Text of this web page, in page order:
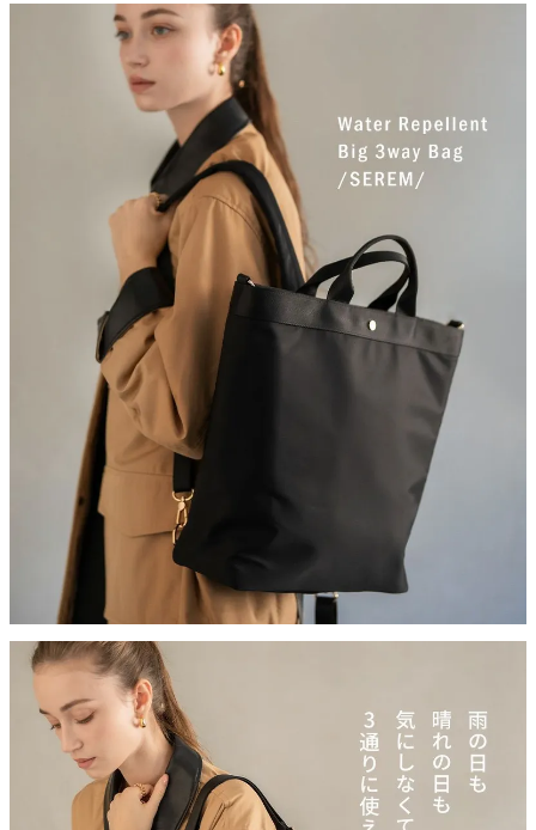
【雨の日も安心】
検査機関で撥水性能を実証済み。少々の雨ならしっかり弾くの
で、天気を気にせずお出かけできます。
【上品でシンプルなデザイン】
シンプルでベーシックなシルエットに、上品さが香るデザイン。
大きさはありますが野暮ったくありません。カジュアルにもきれ
いめにもなじむから、シーンを選ばず使えます。
【頼れる収納力】
A4サイズやノートパソコンもすっぽり。通勤・通学はもちろん、
旅行やマザーズバッグ、推し活まで大活躍。荷物が多い日も、見
た目すっきりにまとめてくれます。
【ポケットもいろいろ】
細かなアイテムをすぐに取り出せるようポケットもしっかりと装
【カラー】
ブラック
【90日間交換・返品保証】
当店ではイメージ違い、初期不良による返品、カラー交換、不具
合交換を「往復送料店舗負担」にてお受けしております。どうぞ
お気軽にお買い物をお楽しみください。
【保存に便利な不織布付き】
保存に便利な、HAYNIロゴ入りの不織布に商品をお入れし、丁寧